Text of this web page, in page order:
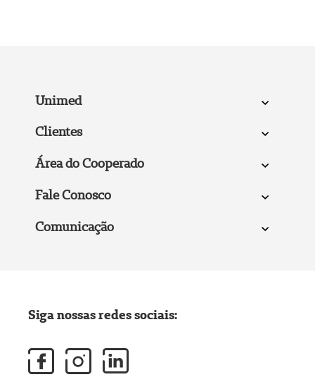
Unimed
Clientes
Área do Cooperado
Fale Conosco
Comunicação
Siga nossas redes sociais: